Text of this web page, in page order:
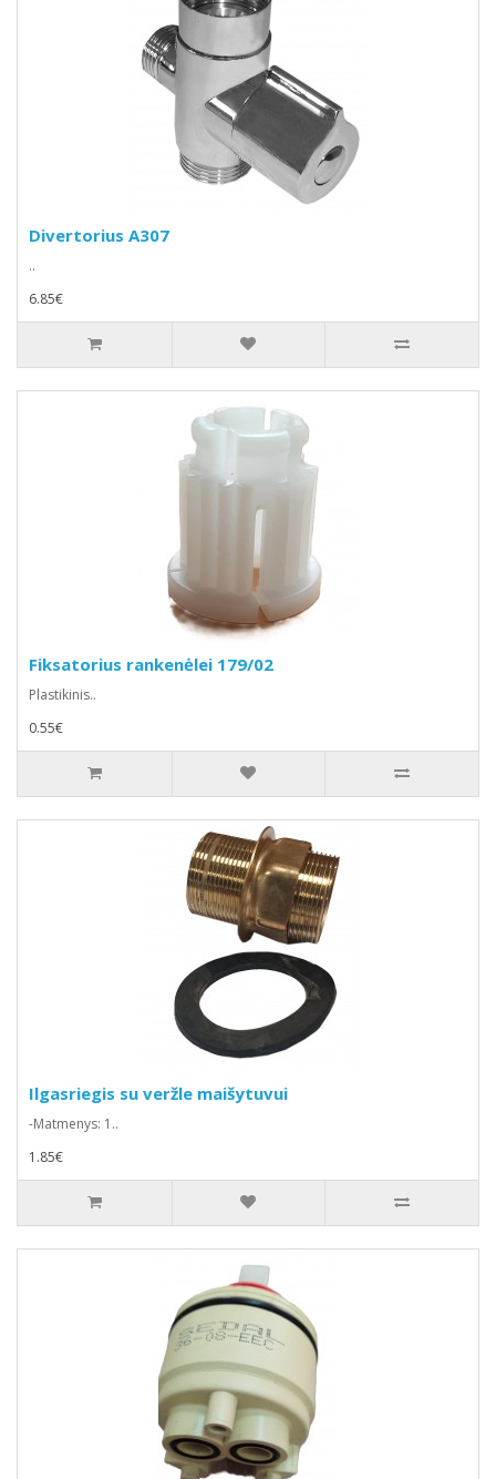
Divertorius A307
..
6.85€
Fiksatorius rankenėlei 179/02
Plastikinis..
0.55€
Ilgasriegis su veržle maišytuvui
-Matmenys: 1..
1.85€